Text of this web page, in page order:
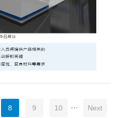
8 9 10 ··· Next